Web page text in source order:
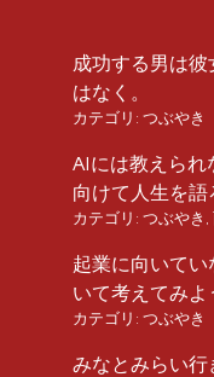
成功する男は
はなく。
カテゴリ: つぶやき
AIには教えら
向けて人生を
カテゴリ: つぶやき ,
起業に向いて
いて考えてみよ
カテゴリ: つぶやき
みなとみらい